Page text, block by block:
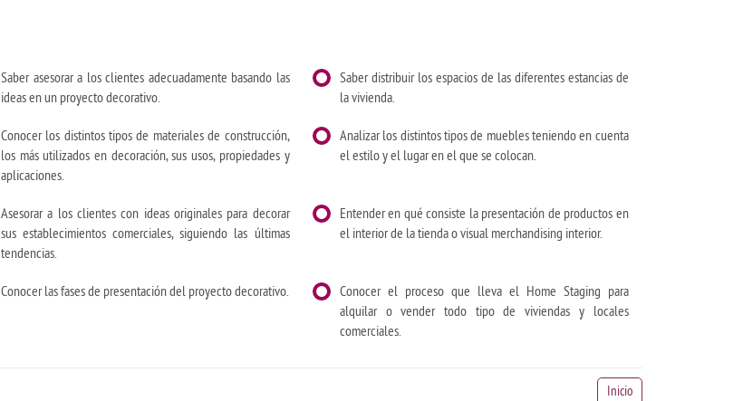
Saber asesorar a los clientes adecuadamente basando las
ideas en un proyecto decorativo.
Saber distribuir los espacios de las diferentes estancias de
la vivienda.
Conocer los distintos tipos de materiales de construcción,
los más utilizados en decoración, sus usos, propiedades y
aplicaciones.
Analizar los distintos tipos de muebles teniendo en cuenta
el estilo y el lugar en el que se colocan.
Asesorar a los clientes con ideas originales para decorar
sus establecimientos comerciales, siguiendo las últimas
tendencias.
Entender en qué consiste la presentación de productos en
el interior de la tienda o visual merchandising interior.
Conocer las fases de presentación del proyecto decorativo.
Conocer el proceso que lleva el Home Staging para
alquilar o vender todo tipo de viviendas y locales
comerciales.
Inicio